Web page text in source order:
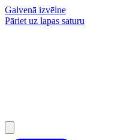
Galvenā izvēlne
Pāriet uz lapas saturu